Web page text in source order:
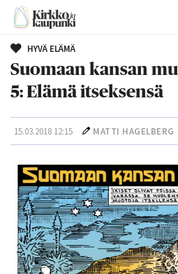
HYVÄ ELÄMÄ
Suomaan kansan
5: Elämä itseksensä
15.03.2018 12:15 MATTI HAGELBERG